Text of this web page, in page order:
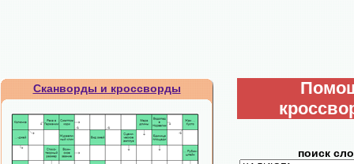
Сканворды и кроссворды
поиск